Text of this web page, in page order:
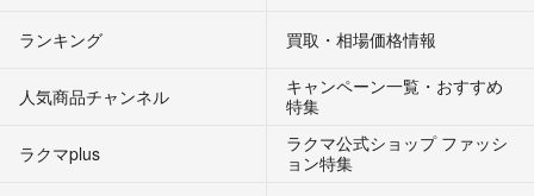
ランキング 買取・相場価格情報
人気商品チャンネル
キャンペーン一覧・おすすめ
特集
ラクマplus
ラクマ公式ショップ ファッシ
ョン特集